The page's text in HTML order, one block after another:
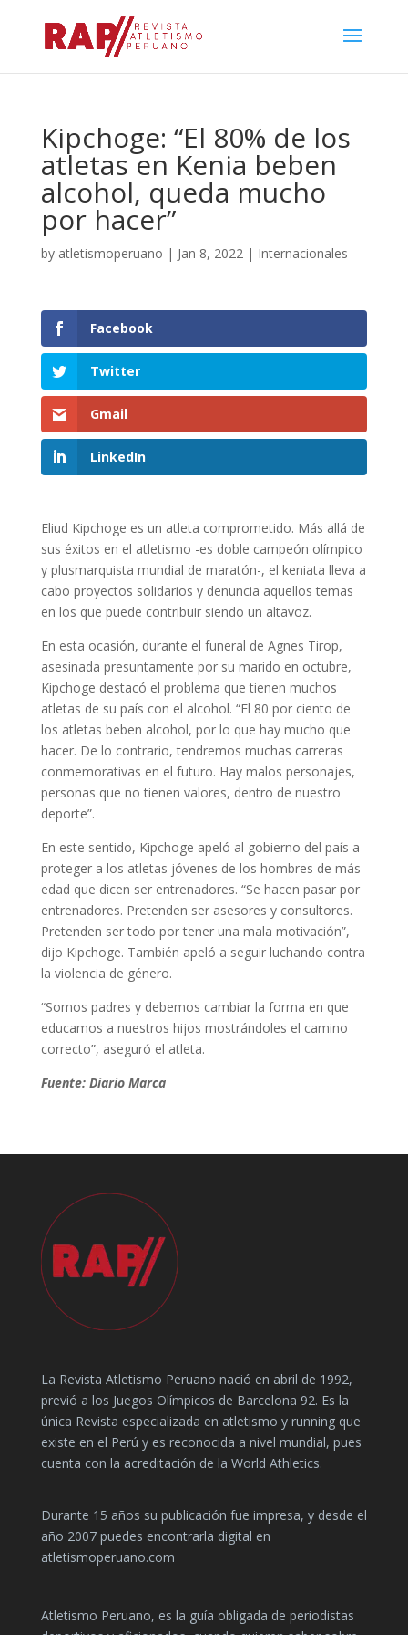
Kipchoge: “El 80% de los
atletas en Kenia beben
alcohol, queda mucho
por hacer”
by atletismoperuano | Jan 8, 2022| Internacionales
Facebook
Twitter
Gmail
LinkedIn
Eliud Kipchoge es un atleta comprometido. Más allá de
sus éxitos en el atletismo -es doble campeón olímpico
y plusmarquista mundial de maratón-, el keniata lleva a
cabo proyectos solidarios y denuncia aquellos temas
en los que puede contribuir siendo un altavoz.
En esta ocasión, durante el funeral de Agnes Tirop,
asesinada presuntamente por su marido en octubre,
Kipchoge destacó el problema que tienen muchos
atletas de su país con el alcohol. “El 80 por ciento de
los atletas beben alcohol, por lo que hay mucho que
hacer. De lo contrario, tendremos muchas carreras
conmemorativas en el futuro. Hay malos personajes,
personas que no tienen valores, dentro de nuestro
deporte”.
En este sentido, Kipchoge apeló al gobierno del país a
proteger a los atletas jóvenes de los hombres de más
edad que dicen ser entrenadores. “Se hacen pasar por
entrenadores. Pretenden ser asesores y consultores.
Pretenden ser todo por tener una mala motivación”,
dijo Kipchoge. También apeló a seguir luchando contra
la violencia de género.
“Somos padres y debemos cambiar la forma en que
educamos a nuestros hijos mostrándoles el camino
correcto”, aseguró el atleta.
Fuente: Diario Marca
La Revista Atletismo Peruano nació en abril de 1992,
previó a los Juegos Olímpicos de Barcelona 92. Es la
única Revista especializada en atletismo y running que
existe en el Perú y es reconocida a nivel mundial, pues
cuenta con la acreditación de la World Athletics.
Durante 15 años su publicación fue impresa, y desde el
año 2007 puedes encontrarla digital en
atletismoperuano.com
Atletismo Peruano, es la guía obligada de periodistas